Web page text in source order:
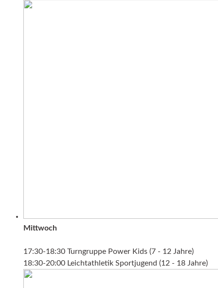
Mittwoch
17:30-18:30 Turngruppe Power Kids (7 - 12 Jahre)
18:30-20:00 Leichtathletik Sportjugend (12 - 18 Jahre)